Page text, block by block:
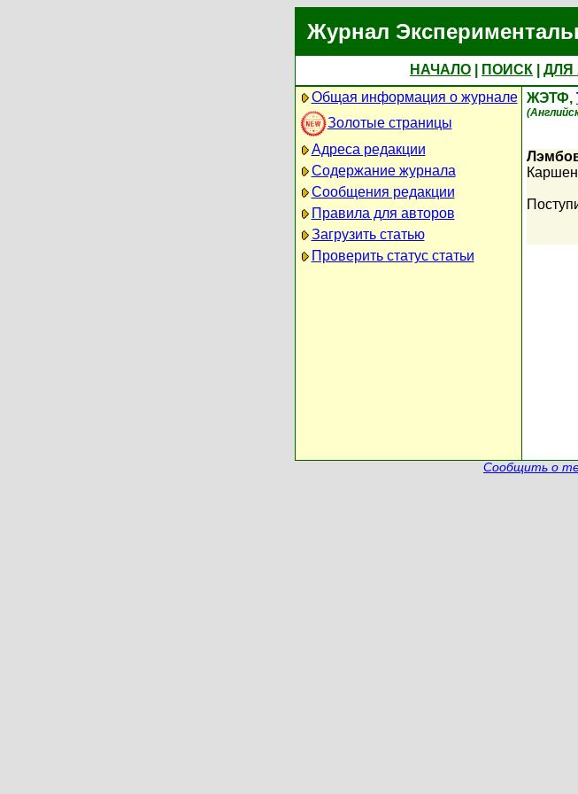
Журнал
НАЧАЛО ПОИСК ДЛЯ
Общая информация о журнале
Золотые страницы
Адреса редакции
Содержание журнала
Сообщения редакции
Правила для авторов
Загрузить статью
Проверить статус статьи
ЖЭТФ,
Сообщить о